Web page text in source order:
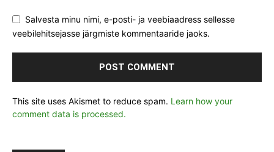
Salvesta minu nimi, e-posti- ja veebiaadress sellesse
veebilehitsejasse järgmiste kommentaaride jaoks.
This site uses Akismet to reduce spam. Learn how your
comment data is processed.